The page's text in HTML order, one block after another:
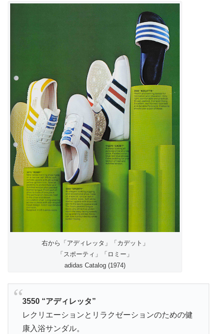
右から「アディレッタ」「カデット」
「スポーティ」「ロミー」
adidas Catalog (1974)
3550 “アディレッタ”
レクリエーションとリラクゼーションのための健
康入浴サンダル。